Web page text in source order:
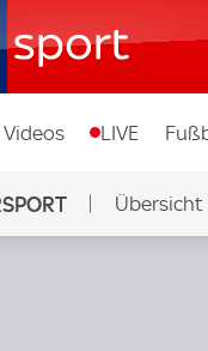
Videos LIVE
Übersicht